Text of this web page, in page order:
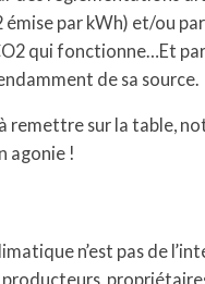
par kWh) et/ou
qui fonctionne…Et
de sa source.
remettre sur la table,
agonie !
n’est pas de